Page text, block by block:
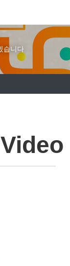
습니다